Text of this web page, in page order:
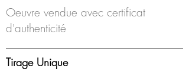
Oeuvre vendue avec certificat
d'authenticité
Tirage Unique